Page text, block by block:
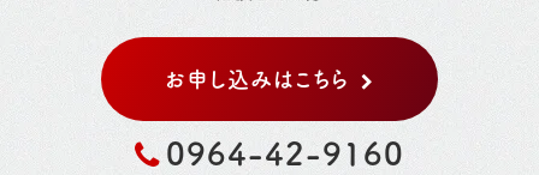
お申し込みはこちら
0964-42-9160